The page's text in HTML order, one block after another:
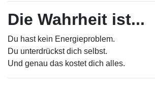
Die Wahrheit ist...
Du hast kein Energieproblem.
Du unterdrückst dich selbst.
Und genau das kostet dich alles.